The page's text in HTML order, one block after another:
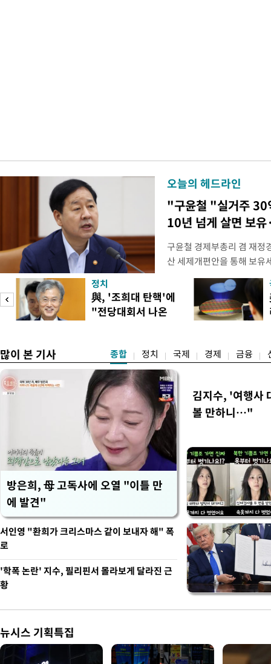
오늘의 헤드라인
"구윤철 "실거주 30
10년 넘게 살면 보
구윤철 경제부총리 겸 재정
산 세제개편안을 통해 보유
지적에 대해 "사는(실거주
어들고 나중에 팔 때 양도
총리는 이날 오전 MBC 라
터뷰에서 "이게(30억원 이
정치
與, '조희대 탄핵'에
"전당대회서 나온
많이 본 기사 종합 정치 국제 경제 금융
방은희, 母 고독사에 오열 "이틀 만
에 발견"
김지수, '여행사
볼 만하니…"
서인영 "환희가 크리스마스 같이 보내자 해" 폭
로
'학폭 논란' 지수, 필리핀서 몰라보게 달라진 근
황
뉴시스 기획특집